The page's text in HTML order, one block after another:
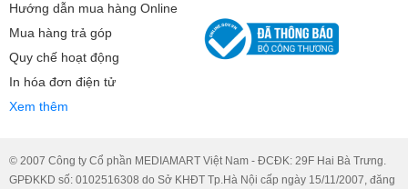
Hướng dẫn mua hàng Online
Mua hàng trả góp
Quy chế hoạt động
In hóa đơn điện tử
Xem thêm
© 2007 Công ty Cổ phần MEDIAMART Việt Nam - ĐCĐK: 29F Hai Bà Trưng.
GPĐKKD số: 0102516308 do Sở KHĐT Tp.Hà Nội cấp ngày 15/11/2007, đăng